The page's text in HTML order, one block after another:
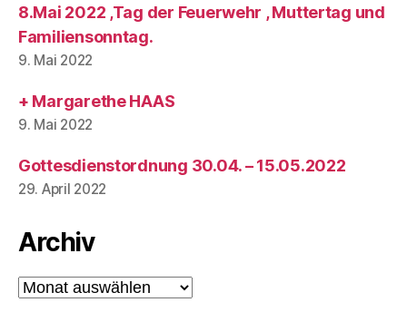
8.Mai 2022 ,Tag der Feuerwehr , Muttertag und
Familiensonntag.
9. Mai 2022
+ Margarethe HAAS
9. Mai 2022
Gottesdienstordnung 30.04. – 15.05.2022
29. April 2022
Archiv
Archiv